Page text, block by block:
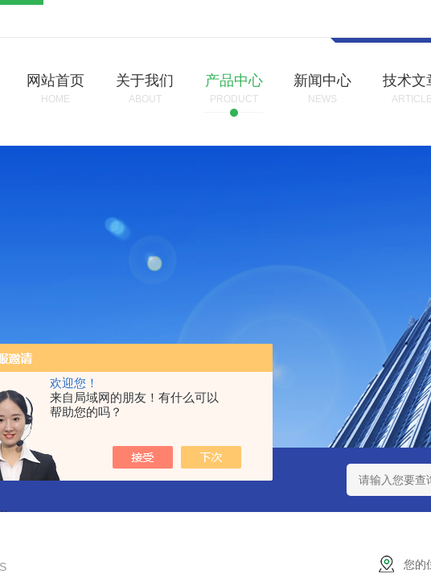
欢迎您！
来自局域网的朋友！有什么可以
帮助您的吗？
网站首页
HOME
关于我们
ABOUT
产品中心
PRODUCT
新闻中心
NEWS
技术文
ARTICLE
AGB-K-0.2-C01-H03池田屋！！TORAY东丽 TZP氧化锆陶瓷研磨球 AGB-
您的